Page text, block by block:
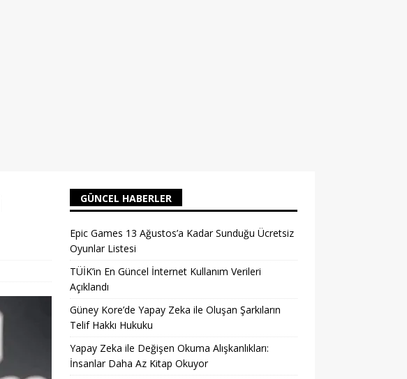
GÜNCEL HABERLER
Epic Games 13 Ağustos’a Kadar Sunduğu Ücretsiz
Oyunlar Listesi
TÜİK’in En Güncel İnternet Kullanım Verileri
Açıklandı
Güney Kore’de Yapay Zeka ile Oluşan Şarkıların
Telif Hakkı Hukuku
Yapay Zeka ile Değişen Okuma Alışkanlıkları:
İnsanlar Daha Az Kitap Okuyor